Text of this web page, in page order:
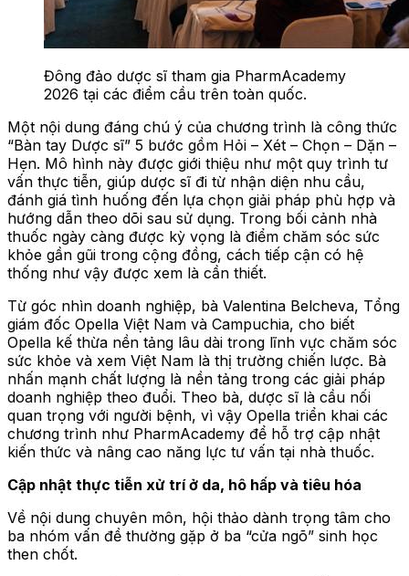
Đông đảo dược sĩ tham gia PharmAcademy
2026 tại các điểm cầu trên toàn quốc.
Một nội dung đáng chú ý của chương trình là công thức
“Bàn tay Dược sĩ” 5 bước gồm Hỏi – Xét – Chọn – Dặn –
Hẹn. Mô hình này được giới thiệu như một quy trình tư
vấn thực tiễn, giúp dược sĩ đi từ nhận diện nhu cầu,
đánh giá tình huống đến lựa chọn giải pháp phù hợp và
hướng dẫn theo dõi sau sử dụng. Trong bối cảnh nhà
thuốc ngày càng được kỳ vọng là điểm chăm sóc sức
khỏe gần gũi trong cộng đồng, cách tiếp cận có hệ
thống như vậy được xem là cần thiết.
Từ góc nhìn doanh nghiệp, bà Valentina Belcheva, Tổng
giám đốc Opella Việt Nam và Campuchia, cho biết
Opella kế thừa nền tảng lâu dài trong lĩnh vực chăm sóc
sức khỏe và xem Việt Nam là thị trường chiến lược. Bà
nhấn mạnh chất lượng là nền tảng trong các giải pháp
doanh nghiệp theo đuổi. Theo bà, dược sĩ là cầu nối
quan trọng với người bệnh, vì vậy Opella triển khai các
chương trình như PharmAcademy để hỗ trợ cập nhật
kiến thức và nâng cao năng lực tư vấn tại nhà thuốc.
Cập nhật thực tiễn xử trí ở da, hô hấp và tiêu hóa
Về nội dung chuyên môn, hội thảo dành trọng tâm cho
ba nhóm vấn đề thường gặp ở ba “cửa ngõ” sinh học
then chốt.